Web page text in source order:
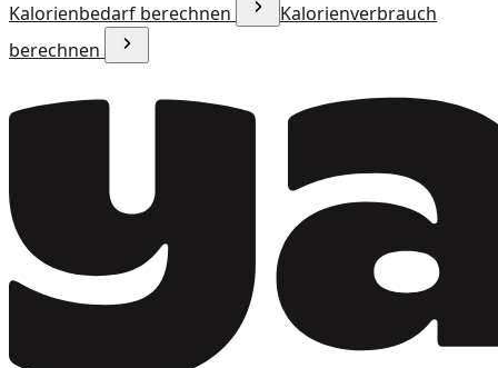
Kalorienbedarf berechnen
Kalorienverbrauch
berechnen